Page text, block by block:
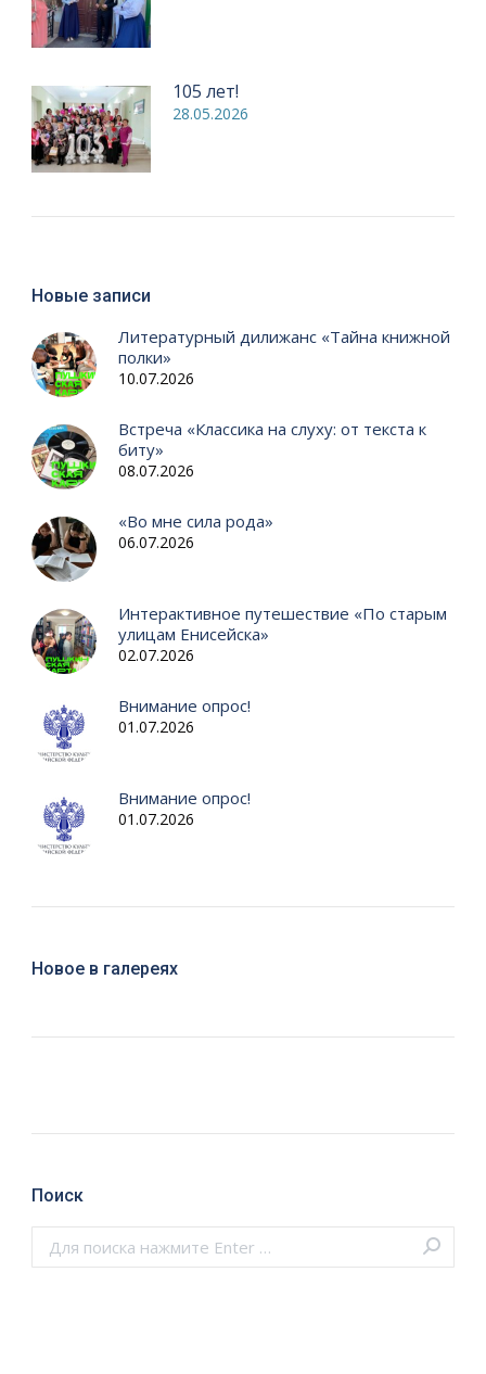
105 лет!
28.05.2026
Новые записи
Литературный дилижанс «Тайна книжной
полки»
10.07.2026
Встреча «Классика на слуху: от текста к
биту»
08.07.2026
«Во мне сила рода»
06.07.2026
Интерактивное путешествие «По старым
улицам Енисейска»
02.07.2026
Внимание опрос!
01.07.2026
Внимание опрос!
01.07.2026
Новое в галереях
Поиск